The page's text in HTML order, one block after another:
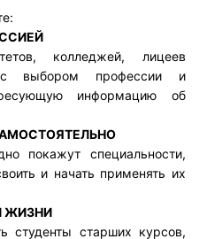
колледжей, лицеев
с выбором профессии и
информацию об
покажут специальности,
и начать применять их
ЖИЗНИ
студенты старших курсов,